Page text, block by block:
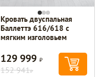
Кровать двуспальная
Баллеттэ 616/618 с
мягким изголовьем
129 999Р
152 941Р